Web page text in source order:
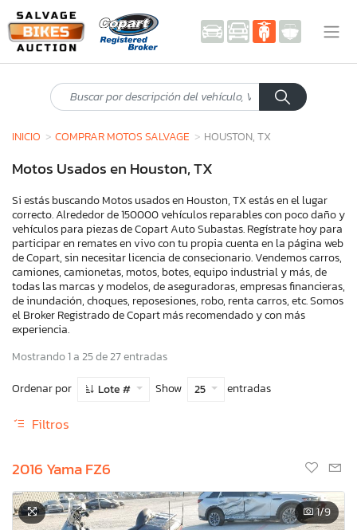
INICIO COMPRAR MOTOS SALVAGE HOUSTON, TX
Motos Usados en Houston, TX
Si estás buscando Motos usados en Houston, TX estás en el lugar
correcto. Alrededor de 150000 vehículos reparables con poco daño y
vehículos para piezas de Copart Auto Subastas. Regístrate hoy para
participar en remates en vivo con tu propia cuenta en la página web
de Copart, sin necesitar licencia de consecionario. Vendemos carros,
camiones, camionetas, motos, botes, equipo industrial y más, de
todas las marcas y modelos, de aseguradoras, empresas financieras,
de inundación, choques, reposesiones, robo, renta carros, etc. Somos
el Broker Registrado de Copart más recomendado y con más
experiencia.
Mostrando 1 a 25 de 27 entradas
Ordenar por
Lote # Show 25 entradas
Filtros
2016 Yama FZ6
1/9